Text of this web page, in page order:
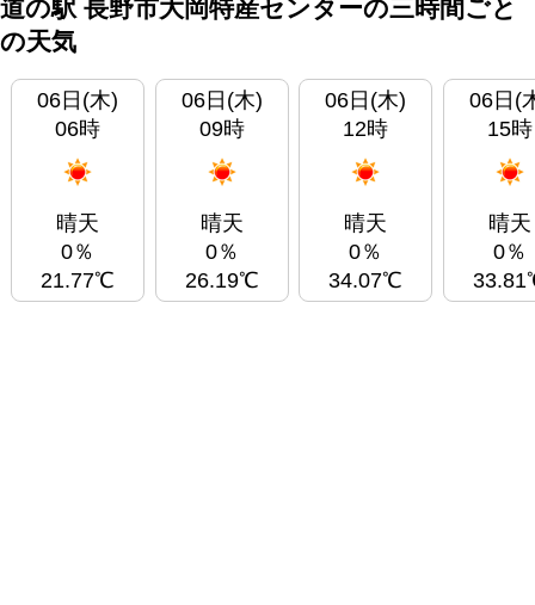
道の駅 長野市大岡特産センターの三時間ごと
の天気
06日(木)
06時
晴天
0％
21.77℃
06日(木)
09時
晴天
0％
26.19℃
06日(木)
12時
晴天
0％
34.07℃
06日(
15時
晴天
0％